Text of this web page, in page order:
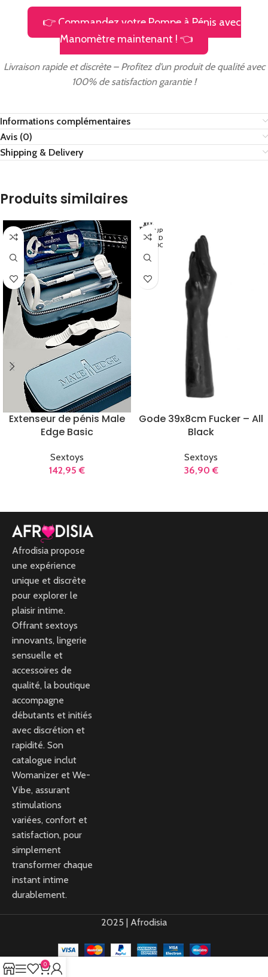
👉 Commandez votre Pompe à Pénis avec
Manomètre maintenant ! 👈
Livraison rapide et discrète – Profitez d’un produit de qualité avec
100% de satisfaction garantie !
Informations complémentaires
Avis (0)
Shipping & Delivery
Produits similaires
Extenseur de pénis Male
Edge Basic
Sextoys
142,95€
EN RUP
TURE D
E STOC
Gode 39x8cm Fucker – All
Black
Sextoys
36,90€
Afrodisia propose
une expérience
unique et discrète
pour explorer le
plaisir intime.
Offrant sextoys
innovants, lingerie
sensuelle et
accessoires de
qualité, la boutique
accompagne
débutants et initiés
avec discrétion et
rapidité. Son
catalogue inclut
Womanizer et We-
Vibe, assurant
stimulations
variées, confort et
satisfaction, pour
simplement
transformer chaque
instant intime
durablement.
2025 | Afrodisia
0